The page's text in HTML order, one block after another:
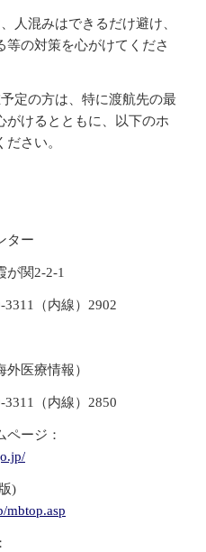
人混みはできるだけ避け、
等の対策を心がけてくださ
定の方は、特に渡航先の最
がけるとともに、以下のホ
さい。
ター
が関2-2-1
（内線）2902
医療情報）
（内線）2850
ージ：
)
mbtop.asp